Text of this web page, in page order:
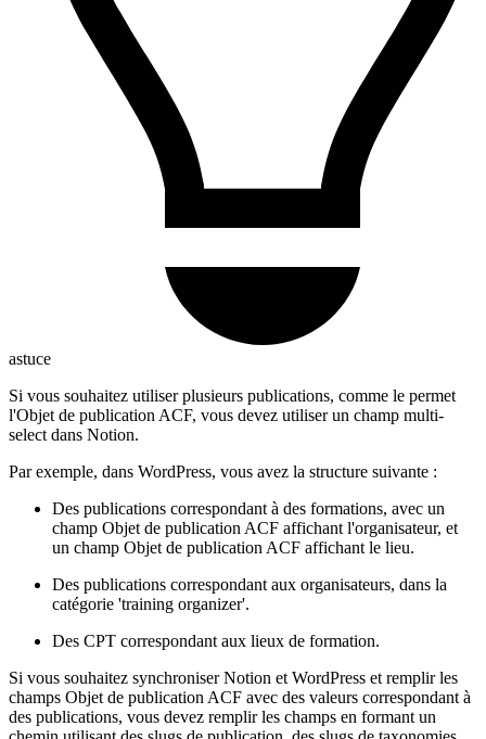
astuce
Si vous souhaitez utiliser plusieurs publications, comme le permet
l'Objet de publication ACF, vous devez utiliser un champ multi-
select dans Notion.
Par exemple, dans WordPress, vous avez la structure suivante :
Des publications correspondant à des formations, avec un
champ Objet de publication ACF affichant l'organisateur, et
un champ Objet de publication ACF affichant le lieu.
Des publications correspondant aux organisateurs, dans la
catégorie 'training organizer'.
Des CPT correspondant aux lieux de formation.
Si vous souhaitez synchroniser Notion et WordPress et remplir les
champs Objet de publication ACF avec des valeurs correspondant à
des publications, vous devez remplir les champs en formant un